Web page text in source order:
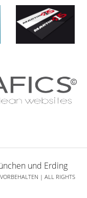
und Erding
| ALL RIGHTS